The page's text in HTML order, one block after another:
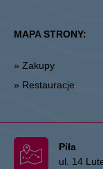
MAPA STRONY:
» Zakupy
» Restauracje
Piła
ul. 14